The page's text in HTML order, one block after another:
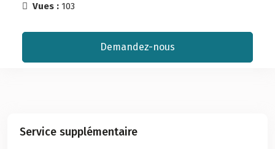
Vues : 103
Demandez-nous
Service supplémentaire